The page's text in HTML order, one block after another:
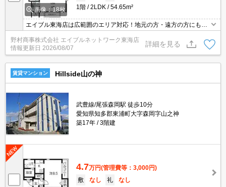
画像：18枚
1階
2LDK 54.65m²
エイブル東海店は広範囲のエリア対応！地元の方・遠方の方にも公
平な視点で提案♪見るだけ・オンライン可！
野村商事株式会社 エイブルネットワーク東海店
情報更新日 2026/08/07
詳細を見る
賃貸マンション Hillside山の神
武豊線/尾張森岡駅 徒歩10分
愛知県知多郡東浦町大字森岡字山之神
築17年
3階建
4.7万円(管理費等：3,000円)
敷
なし 礼
なし